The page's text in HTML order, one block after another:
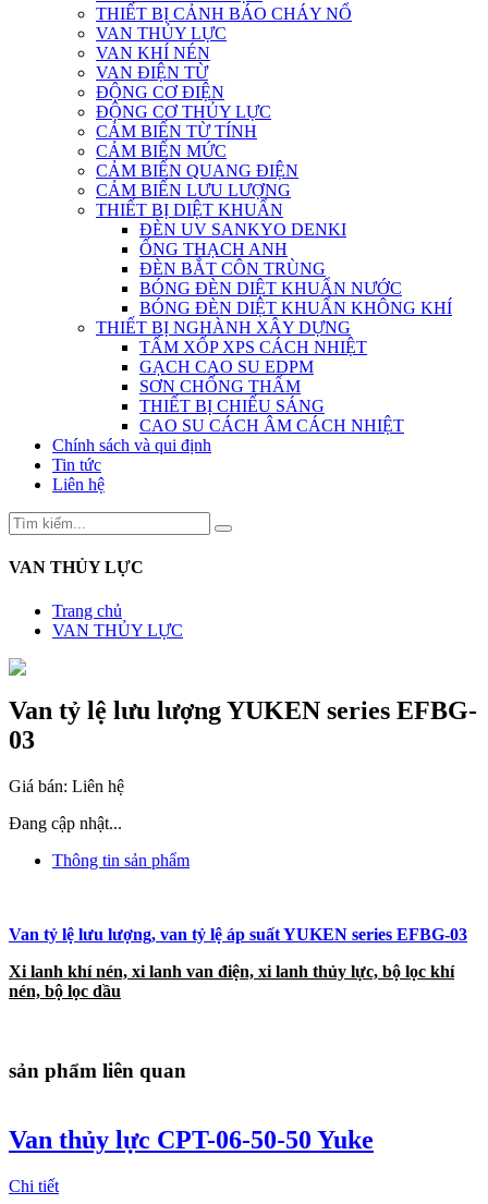
THIẾT BỊ CẢNH BÁO CHÁY NỔ
VAN THỦY LỰC
VAN KHÍ NÉN
VAN ĐIỆN TỪ
ĐỘNG CƠ ĐIỆN
ĐỘNG CƠ THỦY LỰC
CẢM BIẾN TỪ TÍNH
CẢM BIẾN MỨC
CẢM BIẾN QUANG ĐIỆN
CẢM BIẾN LƯU LƯỢNG
THIẾT BỊ DIỆT KHUẨN
ĐÈN UV SANKYO DENKI
ỐNG THẠCH ANH
ĐÈN BẮT CÔN TRÙNG
BÓNG ĐÈN DIỆT KHUẨN NƯỚC
BÓNG ĐÈN DIỆT KHUẨN KHÔNG KHÍ
THIẾT BỊ NGHÀNH XÂY DỰNG
TẤM XỐP XPS CÁCH NHIỆT
GẠCH CAO SU EDPM
SƠN CHỐNG THẤM
THIẾT BỊ CHIẾU SÁNG
CAO SU CÁCH ÂM CÁCH NHIỆT
Chính sách và qui định
Tin tức
Liên hệ
VAN THỦY LỰC
Trang chủ
VAN THỦY LỰC
Van tỷ lệ lưu lượng YUKEN series EFBG-
03
Giá bán: Liên hệ
Đang cập nhật...
Thông tin sản phẩm
Van tỷ lệ lưu lượng, van tỷ lệ áp suất YUKEN series EFBG-03
Xi lanh khí nén, xi lanh van điện, xi lanh thủy lực, bộ lọc khí
nén, bộ lọc dầu
sản phẩm liên quan
Van thủy lực CPT-06-50-50 Yuke
Chi tiết